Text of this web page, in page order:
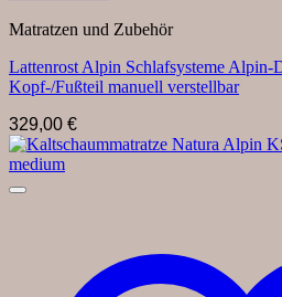
Matratzen und Zubehör
Lattenrost Alpin Schlafsysteme Alpin-
Kopf-/Fußteil manuell verstellbar
329,00 €